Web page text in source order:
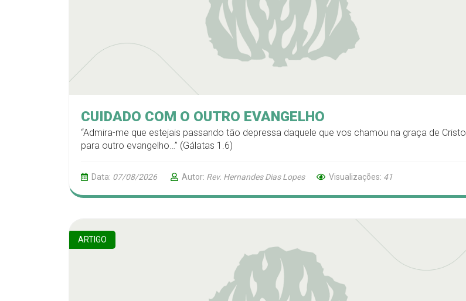
CUIDADO COM O OUTRO EVANGELHO
“Admira-me que estejais passando tão depressa daquele que vos chamou na graça de Cristo
para outro evangelho…” (Gálatas 1.6)
Data: 07/08/2026 Autor: Rev. Hernandes Dias Lopes Visualizações: 41
ARTIGO